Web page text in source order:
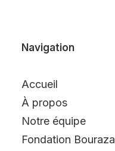
Navigation
Accueil
À propos
Notre équipe
Fondation Bouraza